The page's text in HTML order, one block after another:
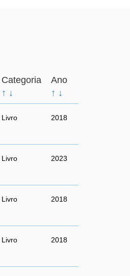
Categoria
↑ ↓
Ano
↑ ↓
Livro 2018
Livro 2023
Livro 2018
Livro 2018